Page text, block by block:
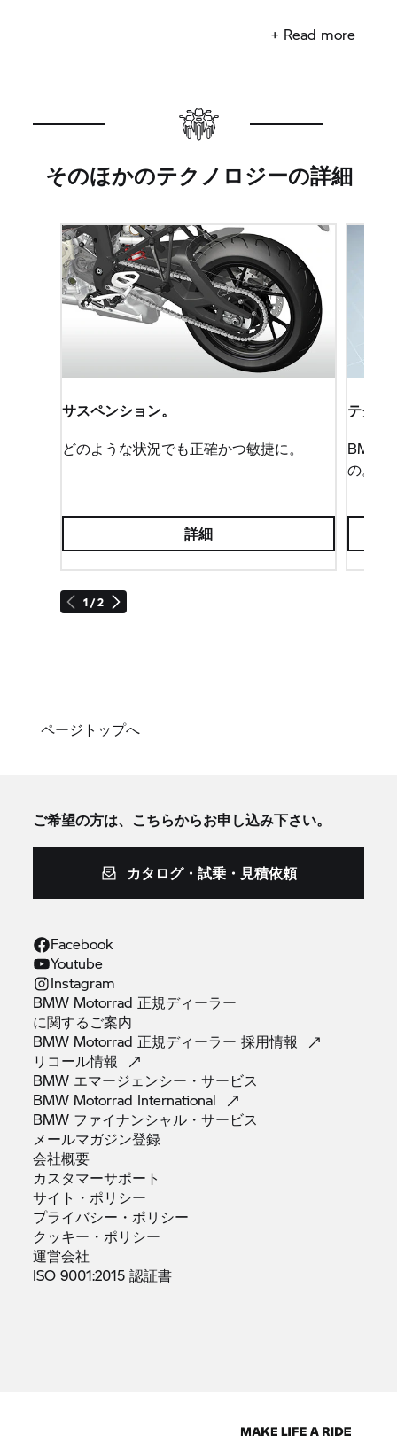
台形でハサミのような関節部は、ステアリングヘッ
り、デュオレバーの造りは、結果としてスライダー
や固定フォークチューブがなくても完結します。ま
リングとダンピングという2つの機能をお互いに切
機構の分離効果は、最大限の快適さと接地感をもた
らし、全く新しい領域へとライダーを誘うことにつ
ながりました。
このフロントサスペンションは、モーターサイクル
にとって最も画期的なものですが、その特徴は、は
っきりと分かるねじれ剛性の高さです。従来のテレ
スコピックフォーク式のスライダーと固定フォーク
ッションとリバウンドで横方向にも縦方向にも捻じ
デュオレバーフロントサスペンションにはそのよう
なマイナスの影響がありません。また、2つのセミ
ンドの際に作用する力を吸収し、フォークの安定を
保ちます。そのため、ねじれが防止され、フロント
サスペンションは極めて正確に作動します。ライダ
ーのステアリング操作は、その通りに、すぐ実行さ
れ、どんな路面状況でも前輪から明らなフィードバ
ックが得られます。
レスコピックフォークは、急ブレーキ操作中に高圧
ても安定したコーナリングを維持します。
また、デュオレバーで、起伏の多い路面を走行する
ときに前輪が障害物を回避することもできるため、
たことにより、極めて敏感で快適なレスポンスが備
わりました。
BMW Motorradのデュオレバーフロントサスペンシ
ョンは、ハイスピードスタビリティ、俊敏なハンド
リング、確かなハンドリングフィール、および全速
度域における方向的に安定したブレーキ効率といっ
た、これまで一味足らなかった要素を革新していま
す。
+ Read more
そのほかのテクノロジーの詳細
1 / 2
サスペンション。
どのような状況でも正確かつ敏捷に。
詳細
テクノ
BMW
の。
ページトップへ
ご希望の方は、こちらからお申し込み下さい。
カタログ・試乗・見積依頼
Facebook
Youtube
Instagram
BMW Motorrad 正規ディーラー
に関するご案内
BMW Motorrad 正規ディーラー採用情報
リコール情報
BMW エマージェンシー・サービス
BMW Motorrad International
BMW ファイナンシャル・サービス
メールマガジン登録
会社概要
カスタマーサポート
サイト・ポリシー
プライバシー・ポリシー
クッキー・ポリシー
運営会社
ISO 9001:2015認証書